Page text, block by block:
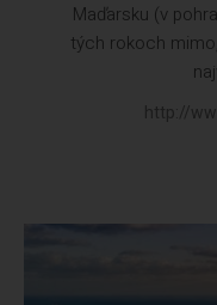
Maďarsku (v
tých rokoch
http://